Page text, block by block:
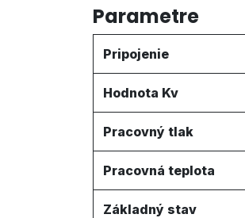
Parametre
Pripojenie
Hodnota Kv
Pracovný tlak
Pracovná teplota
Základný stav